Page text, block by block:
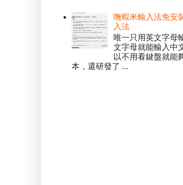
嘸蝦米輸入法免安
入法
唯一只用英文字母
文字母就能輸入中
以不用看鍵盤就能
本，還研發了 ...